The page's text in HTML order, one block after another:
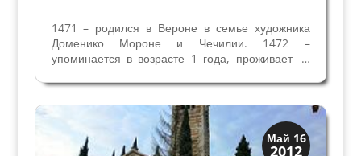
1471 – родился в Вероне в семье художника
Доменико Мороне и Чечилии. 1472 –
упоминается в возрасте 1 года, проживает в
- Франческо 18 лет, проживает с родителями и
братом Антонио. Их отец Доменико со своими
Май 16
2012
Скрытая Верона